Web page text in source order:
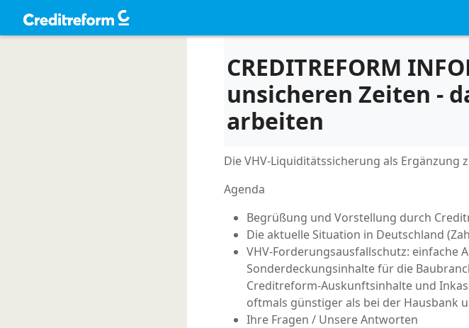
CREDITREFORM
unsicheren Zeiten -
arbeiten
Die VHV-Liquiditätssicherung als
Agenda
Begrüßung und Vorstellung durch
Die aktuelle Situation in Deutschland
VHV-Forderungsausfallschutz: einfache
Sonderdeckungsinhalte für die
Creditreform-Auskunftsinhalte und
oftmals günstiger als bei der Hausbank
Ihre Fragen / Unsere Antworten